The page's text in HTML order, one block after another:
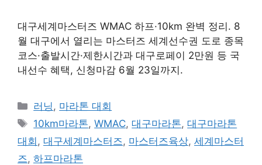
대구세계마스터즈 WMAC 하프·10km 완벽 정리. 8
월 대구에서 열리는 마스터즈 세계선수권 도로 종목
코스·출발시간·제한시간과 대구로페이 2만원 등 국
내선수 혜택, 신청마감 6월 23일까지.
카
테
리
러닝 , 마라톤 대회
태
그
10km마라톤,WMAC,대구마라톤,대구마라톤
대회 , 대구세계마스터즈 , 마스터즈육상, 세계마스터
즈 , 하프마라톤